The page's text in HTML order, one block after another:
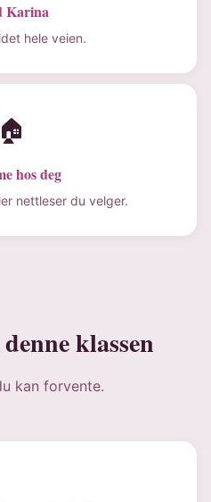
Karina
hele veien.
🏠
hos deg
nettleser du velger.
klassen
kan forvente.